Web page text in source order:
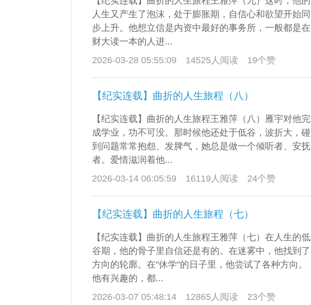
人生又产生了泡沫，处于膨胀期，自信心和欲望开始同
步上升。他想立信是内资中最好的事务所，一般都是在
财大读一本的人进...
2026-03-28 05:55:09
14525人阅读 19个赞
【纪实连载】曲折的人生旅程（八）
【纪实连载】曲折的人生旅程王雅萍（八）雁宇对他完
成学业，功不可没。那时候他还处于低谷，波折大，碰
到问题常常抱怨、发脾气，她总是做一个倾听者、安抚
者。爱情滋润着他...
2026-03-14 06:05:59
16119人阅读 24个赞
【纪实连载】曲折的人生旅程（七）
【纪实连载】曲折的人生旅程王雅萍（七）在人生的低
谷期，他的骨子里自信还是有的。在迷雾中，他找到了
方向的轮廓。在"休学"的日子里，他尝试了各种方向。
他有兴趣的，都...
2026-03-07 05:48:14
12865人阅读 23个赞